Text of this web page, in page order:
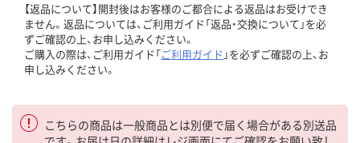
【返品について】開封後はお客様のご都合による返品はお受けでき
ません。返品については、ご利用ガイド「返品・交換について」を必
ずご確認の上、お申し込みください。
ご購入の際は、ご利用ガイド「ご利用ガイド 」を必ずご確認の上、お
申し込みください。
こちらの商品は一般商品とは別便で届く場合がある別送品